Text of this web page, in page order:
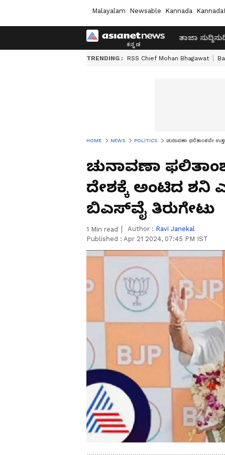
Malayalam Newsable Kannada
ತಾಜಾ ಸುದ್ದಿ
TRENDING : RSS Chief Mohan Bhagawat
HOME NEWS POLITICS ಚುನಾವಣಾ ಫಲಿತಾಂಶವೇ
ಚುನಾವಣಾ
ದೇಶಕ್ಕೆ ಅಂಟಿದ
ಬಿಎಸ್‌ವೈ ತಿರುಗೇಟು
1 Min read Author : Ravi Janekal
Published : Apr 21 2024, 07:45 PM IST